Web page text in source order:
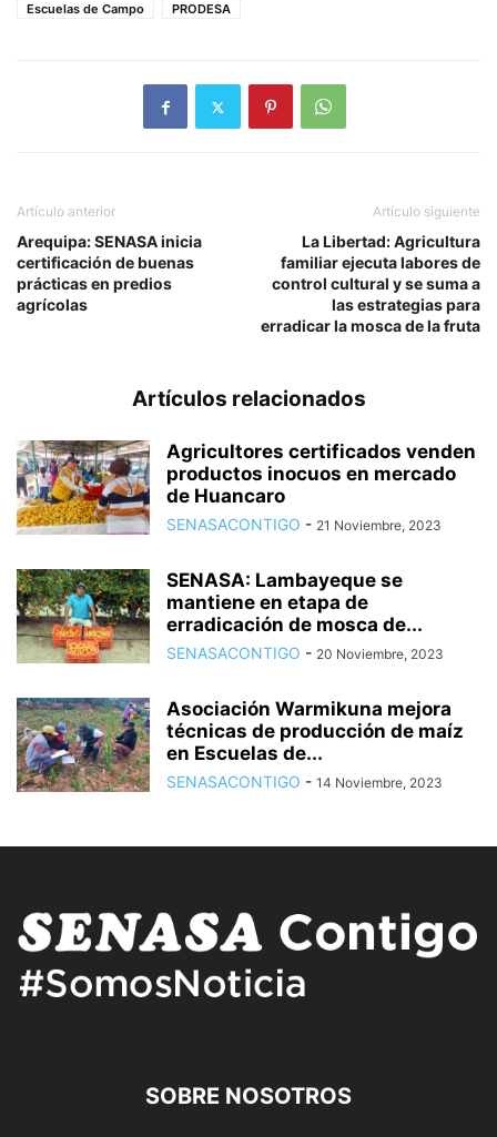
Escuelas de Campo
PRODESA
Artículo anterior
Arequipa: SENASA inicia
certificación de buenas
prácticas en predios
agrícolas
Artículo siguiente
La Libertad: Agricultura
familiar ejecuta labores de
control cultural y se suma a
las estrategias para
erradicar la mosca de la fruta
Artículos relacionados
Agricultores certificados venden
productos inocuos en mercado
de Huancaro
SENASACONTIGO - 21 Noviembre, 2023
SENASA: Lambayeque se
mantiene en etapa de
erradicación de mosca de...
SENASACONTIGO - 20 Noviembre, 2023
Asociación Warmikuna mejora
técnicas de producción de maíz
en Escuelas de...
SENASACONTIGO - 14 Noviembre, 2023
SOBRE NOSOTROS